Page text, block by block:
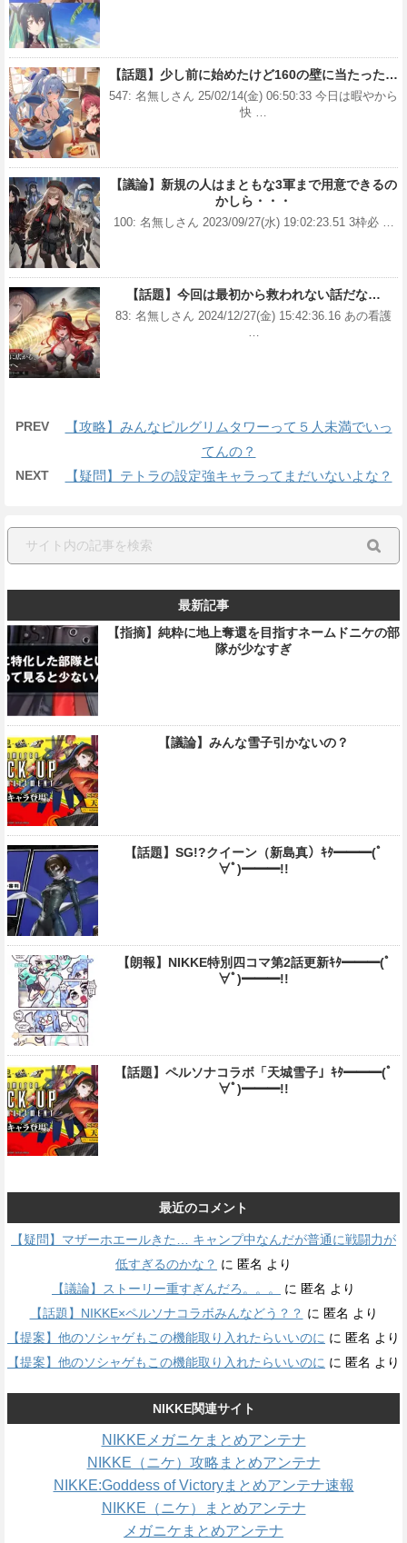
【話題】少し前に始めたけど160の壁に当たった…
547: 名無しさん 25/02/14(金) 06:50:33 今日は暇やから
快 …
【議論】新規の人はまともな3軍まで用意できるの
かしら・・・
100: 名無しさん 2023/09/27(水) 19:02:23.51 3枠必 …
【話題】今回は最初から救われない話だな…
83: 名無しさん 2024/12/27(金) 15:42:36.16 あの看護
PREV
【攻略】みんなピルグリムタワーって５人未満でいっ
てんの？
NEXT 【疑問】テトラの設定強キャラってまだいないよな？
最新記事
【指摘】純粋に地上奪還を目指すネームドニケの部
隊が少なすぎ
【議論】みんな雪子引かないの？
【話題】SG!?クイーン（新島真）ｷﾀ━━━(ﾟ
∀ﾟ)━━━!!
【朗報】NIKKE特別四コマ第2話更新ｷﾀ━━━(ﾟ
∀ﾟ)━━━!!
【話題】ペルソナコラボ「天城雪子」ｷﾀ━━━(ﾟ
∀ﾟ)━━━!!
最近のコメント
【疑問】マザーホエールきた… キャンプ中なんだが普通に戦闘力が
低すぎるのかな？ に 匿名 より
【議論】ストーリー重すぎんだろ。。。
に 匿名 より
【話題】NIKKE×ペルソナコラボみんなどう？？ に 匿名 より
【提案】他のソシャゲもこの機能取り入れたらいいのに に 匿名 より
【提案】他のソシャゲもこの機能取り入れたらいいのに に 匿名 より
NIKKE関連サイト
NIKKEメガニケまとめアンテナ
NIKKE（ニケ）攻略まとめアンテナ
NIKKE:Goddess of Victoryまとめアンテナ速報
NIKKE（ニケ）まとめアンテナ
メガニケまとめアンテナ